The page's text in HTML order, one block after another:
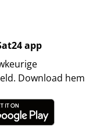
app
Download hem